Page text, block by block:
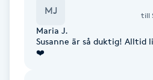
Japansk massage
MJ till
Maria J.
Susanne är så duktig! Alltid
❤️